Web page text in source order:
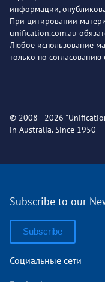
информации,
При цитировании
unification.com.au
Любое использование
только по согласованию
© 2008 - 2026
in Australia. Since 1950
Subscribe to our
Subscribe
Социальные сети